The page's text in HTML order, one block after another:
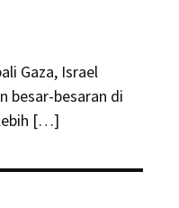
Gaza, Israel
besar-besaran di
[…]